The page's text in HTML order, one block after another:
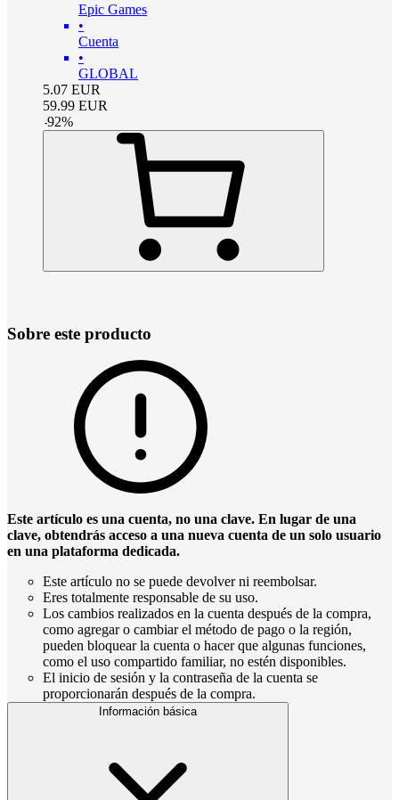
Epic Games
•
Cuenta
•
GLOBAL
5.07 EUR
59.99 EUR
-92%
Sobre este producto
Este artículo es una cuenta, no una clave. En lugar de una
clave, obtendrás acceso a una nueva cuenta de un solo usuario
en una plataforma dedicada.
Este artículo no se puede devolver ni reembolsar.
Eres totalmente responsable de su uso.
Los cambios realizados en la cuenta después de la compra,
como agregar o cambiar el método de pago o la región,
pueden bloquear la cuenta o hacer que algunas funciones,
como el uso compartido familiar, no estén disponibles.
El inicio de sesión y la contraseña de la cuenta se
proporcionarán después de la compra.
Información básica